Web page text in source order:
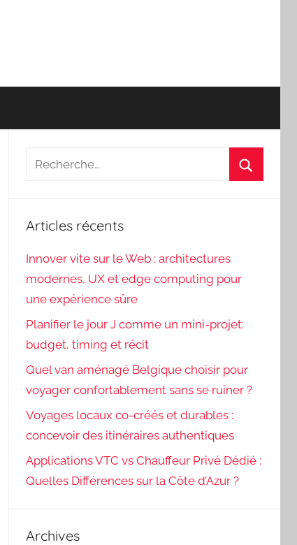
Recherche
Articles récents
Innover vite sur le Web : architectures
modernes, UX et edge computing pour
une expérience sûre
Planifier le jour J comme un mini-projet:
budget, timing et récit
Quel van aménagé Belgique choisir pour
voyager confortablement sans se ruiner ?
Voyages locaux co-créés et durables :
concevoir des itinéraires authentiques
Applications VTC vs Chauffeur Privé Dédié :
Quelles Différences sur la Côte d’Azur ?
Archives